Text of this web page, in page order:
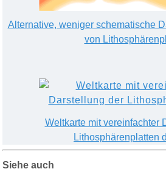
Alternative, weniger schematische
von
Weltkarte mit vereinfachter
Lithosphärenplatten
Siehe auch